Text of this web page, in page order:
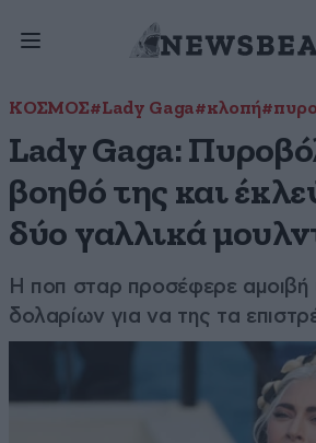
ΚΟΣΜΟΣ#Lady Gaga#κλοπή
Lady Gaga:
βοηθό της και
δύο γαλλικά
Η ποπ σταρ προσέφερε
δολαρίων για να της τα